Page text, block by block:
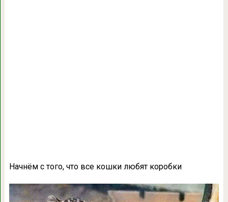
Начнём с того, что все кошки любят коробки